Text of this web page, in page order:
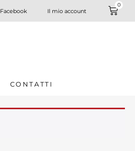
Facebook Il mio account
0
CONTATTI